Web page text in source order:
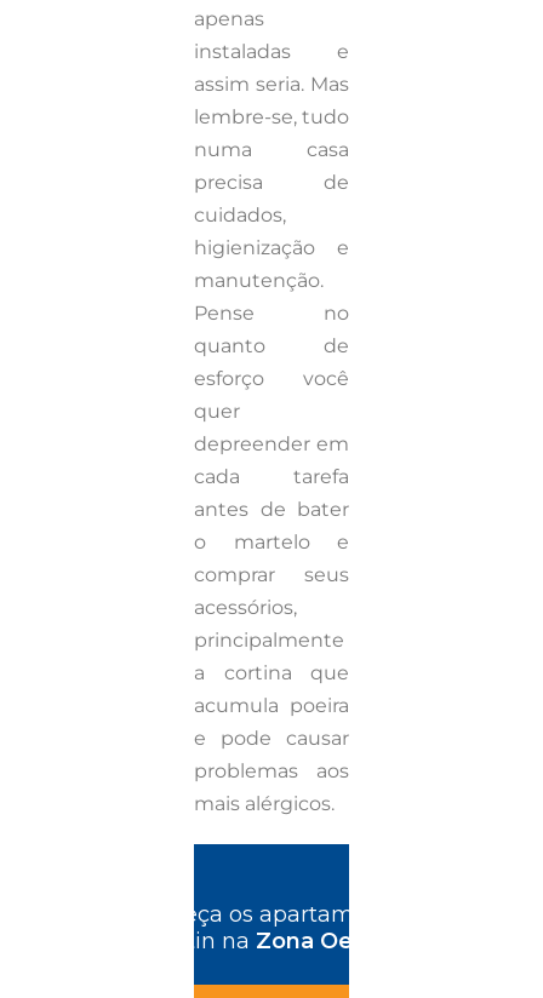
apenas
instaladas e
assim seria. Mas
lembre-se, tudo
numa casa
precisa de
cuidados,
higienização e
manutenção.
Pense no
quanto de
esforço você
quer
depreender em
cada tarefa
antes de bater
o martelo e
comprar seus
acessórios,
principalmente
a cortina que
acumula poeira
e pode causar
problemas aos
mais alérgicos.